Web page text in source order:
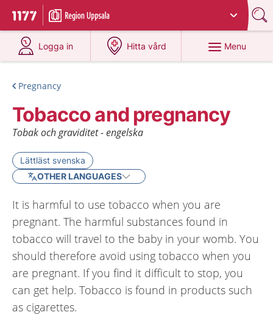
To start page for 1177
Du har valt region
Logga in
at 1177.se
Hitta vård
at 1177.se
Menu
Pregnancy
Tobacco and pregnancy
Tobak och graviditet - engelska
Lättläst svenska
OTHER LANGUAGES
It is harmful to use tobacco when you are
pregnant. The harmful substances found in
tobacco will travel to the baby in your womb. You
should therefore avoid using tobacco when you
are pregnant. If you find it difficult to stop, you
can get help. Tobacco is found in products such
as cigarettes.